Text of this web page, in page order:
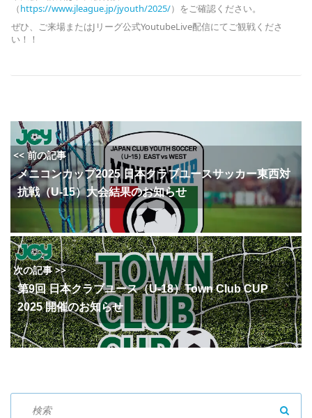
（https://www.jleague.jp/jyouth/2025/）をご確認ください。
ぜひ、ご来場またはJリーグ公式YoutubeLive配信にてご観戦くださ
い！！
<< 前の記事
メニコンカップ2025 日本クラブユースサッカー東西対
抗戦（U-15）大会結果のお知らせ
次の記事 >>
第9回 日本クラブユース（U-18）Town Club CUP
2025 開催のお知らせ